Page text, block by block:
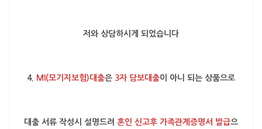
저와 상담하시게 되었습니다
4. MI(모기지보험)대출은 3자 담보대출이 아니 되는 상품으로
대출 서류 작성시 설명드려 혼인 신고후 가족관계증명서 발급으